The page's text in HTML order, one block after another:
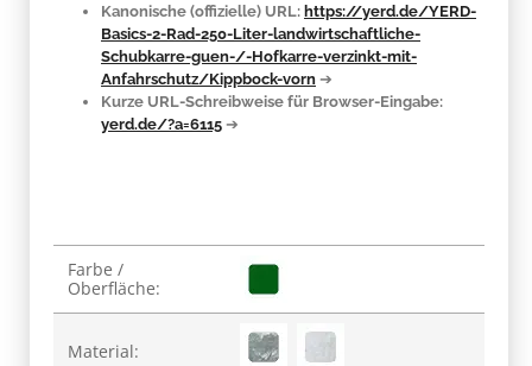
Kanonische (offizielle) URL: https://yerd.de/YERD-
Basics-2-Rad-250-Liter-landwirtschaftliche-
Schubkarre-guen-/-Hofkarre-verzinkt-mit-
Anfahrschutz/Kippbock-vorn ➔
Kurze URL-Schreibweise für Browser-Eingabe:
yerd.de/?a=6115 ➔
Produkteigenschaft
Wert
Farbe /
Oberfläche:
Material: